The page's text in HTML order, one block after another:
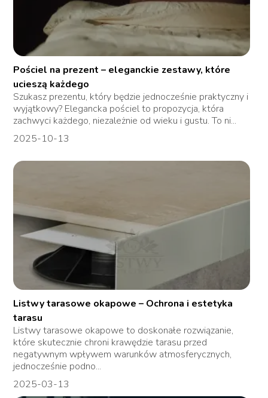
Pościel na prezent – eleganckie zestawy, które
ucieszą każdego
Szukasz prezentu, który będzie jednocześnie praktyczny i
wyjątkowy? Elegancka pościel to propozycja, która
zachwyci każdego, niezależnie od wieku i gustu. To ni...
2025-10-13
Listwy tarasowe okapowe – Ochrona i estetyka
tarasu
Listwy tarasowe okapowe to doskonałe rozwiązanie,
które skutecznie chroni krawędzie tarasu przed
negatywnym wpływem warunków atmosferycznych,
jednocześnie podno...
2025-03-13